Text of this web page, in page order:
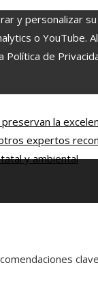
y personalizar
o YouTube.
Política de
la
expertos
y ambiental